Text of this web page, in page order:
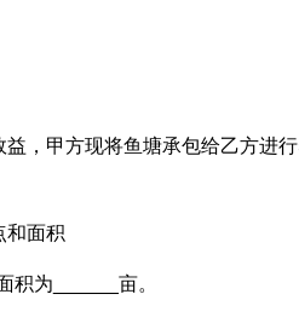
益，甲方现将鱼塘承包给乙方进
和面积
积为______亩。